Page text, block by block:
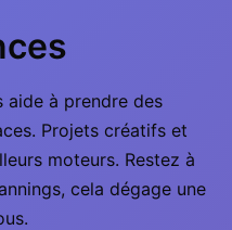
aide à prendre des
Projets créatifs et
moteurs. Restez à
cela dégage une